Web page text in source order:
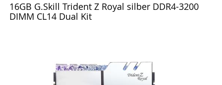
16GB G.Skill Trident Z Royal silber DDR4-3200
DIMM CL14 Dual Kit